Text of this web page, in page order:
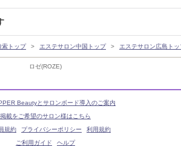
ロゼ(ROZE)
索トップ エステサロン中国トップ エステサロン広島トッ
Beautyとサロンボード導入のご案内
掲載をご希望のサロン様はこちら
規約
プライバシーポリシー
利用規約
ご利用ガイド
ヘルプ